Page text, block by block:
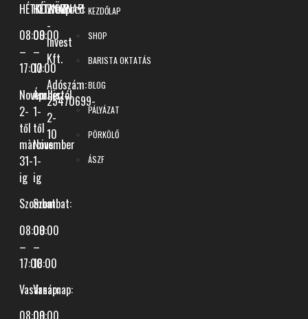
HÉTKÖZNAP:
08:00
–
17:00
November
2-
től
màrcius
31-
ig
Szombat:
08:00
–
17:00
Vasárnap:
HÉTKÖZNAP:
09:00
–
17:00
Áprilistól
1-
től
November
1-
ig
Szombat:
09:00
–
18:00
Vasárnap:
Wellprod
-
Invest
Kft.
Adószám:
25470699-
2-
10
KEZDŐLAP
SHOP
BARISTA OKTATÁS
BLOG
PÁLYÁZAT
PÖRKÖLŐ
ÁSZF